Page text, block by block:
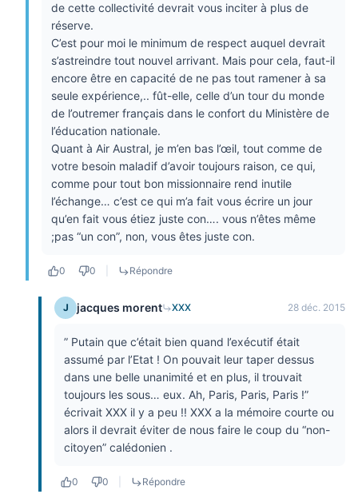
de cette collectivité devrait vous inciter à plus de
réserve.
C’est pour moi le minimum de respect auquel devrait
s’astreindre tout nouvel arrivant. Mais pour cela, faut-il
encore être en capacité de ne pas tout ramener à sa
seule expérience,.. fût-elle, celle d’un tour du monde
de l’outremer français dans le confort du Ministère de
l’éducation nationale.
Quant à Air Austral, je m’en bas l’œil, tout comme de
votre besoin maladif d’avoir toujours raison, ce qui,
comme pour tout bon missionnaire rend inutile
l’échange… c’est ce qui m’a fait vous écrire un jour
qu’en fait vous étiez juste con…. vous n’êtes même
;pas “un con”, non, vous êtes juste con.
0 0 Répondre
J jacques morent XXX 28 déc. 2015
” Putain que c’était bien quand l’exécutif était
assumé par l’Etat ! On pouvait leur taper dessus
dans une belle unanimité et en plus, il trouvait
toujours les sous… eux. Ah, Paris, Paris, Paris !”
écrivait XXX il y a peu !! XXX a la mémoire courte ou
alors il devrait éviter de nous faire le coup du “non-
citoyen” calédonien .
0 0 Répondre